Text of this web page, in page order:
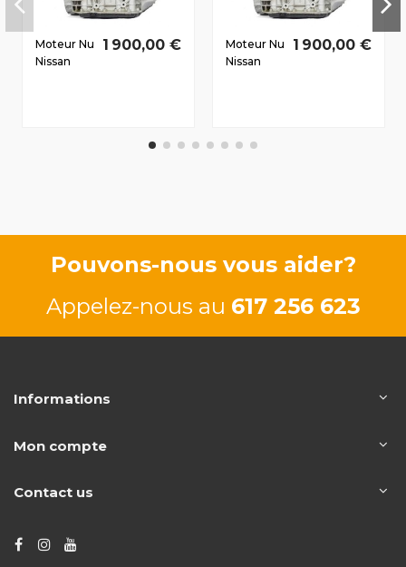
Moteur Nu
Nissan
1 900,00 €
Moteur Nu
Nissan
M9R780
1 900,00 €
Pouvons-nous vous aider?
Appelez-nous au 617 256 623
Informations
Mon compte
Contact us